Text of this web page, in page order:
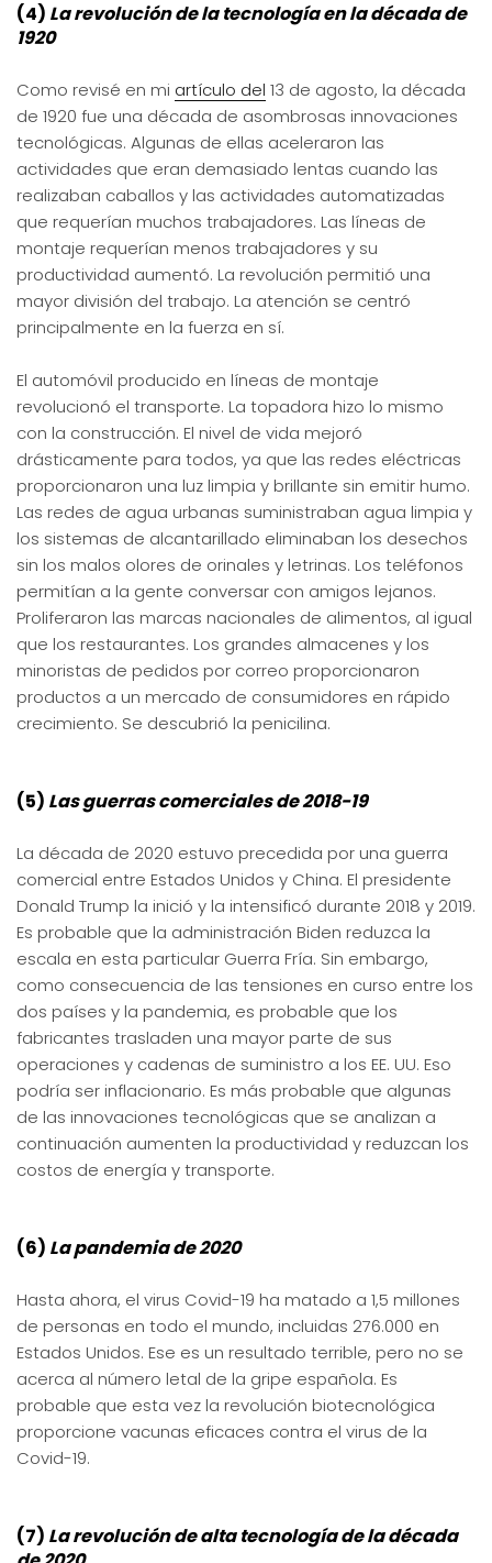
(4) La revolución de la tecnología en la década de
1920
Como revisé en mi artículo del 13 de agosto, la década
de 1920 fue una década de asombrosas innovaciones
tecnológicas. Algunas de ellas aceleraron las
actividades que eran demasiado lentas cuando las
realizaban caballos y las actividades automatizadas
que requerían muchos trabajadores. Las líneas de
montaje requerían menos trabajadores y su
productividad aumentó. La revolución permitió una
mayor división del trabajo. La atención se centró
principalmente en la fuerza en sí.
El automóvil producido en líneas de montaje
revolucionó el transporte. La topadora hizo lo mismo
con la construcción. El nivel de vida mejoró
drásticamente para todos, ya que las redes eléctricas
proporcionaron una luz limpia y brillante sin emitir humo.
Las redes de agua urbanas suministraban agua limpia y
los sistemas de alcantarillado eliminaban los desechos
sin los malos olores de orinales y letrinas. Los teléfonos
permitían a la gente conversar con amigos lejanos.
Proliferaron las marcas nacionales de alimentos, al igual
que los restaurantes. Los grandes almacenes y los
minoristas de pedidos por correo proporcionaron
productos a un mercado de consumidores en rápido
crecimiento. Se descubrió la penicilina.
(5) Las guerras comerciales de 2018-19
La década de 2020 estuvo precedida por una guerra
comercial entre Estados Unidos y China. El presidente
Donald Trump la inició y la intensificó durante 2018 y 2019.
Es probable que la administración Biden reduzca la
escala en esta particular Guerra Fría. Sin embargo,
como consecuencia de las tensiones en curso entre los
dos países y la pandemia, es probable que los
fabricantes trasladen una mayor parte de sus
operaciones y cadenas de suministro a los EE. UU. Eso
podría ser inflacionario. Es más probable que algunas
de las innovaciones tecnológicas que se analizan a
continuación aumenten la productividad y reduzcan los
costos de energía y transporte.
(6) La pandemia de 2020
Hasta ahora, el virus Covid-19 ha matado a 1,5 millones
de personas en todo el mundo, incluidas 276.000 en
Estados Unidos. Ese es un resultado terrible, pero no se
acerca al número letal de la gripe española. Es
probable que esta vez la revolución biotecnológica
proporcione vacunas eficaces contra el virus de la
Covid-19.
(7) La revolución de alta tecnología de la década